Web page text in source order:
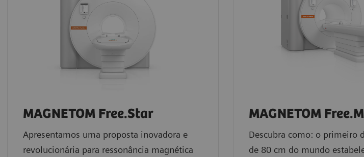
MAGNETOM Free.Star
Apresentamos uma proposta inovadora e
revolucionária para ressonância magnética
MAGNETOM
Descubra como: o primeiro
de 80 cm do mundo